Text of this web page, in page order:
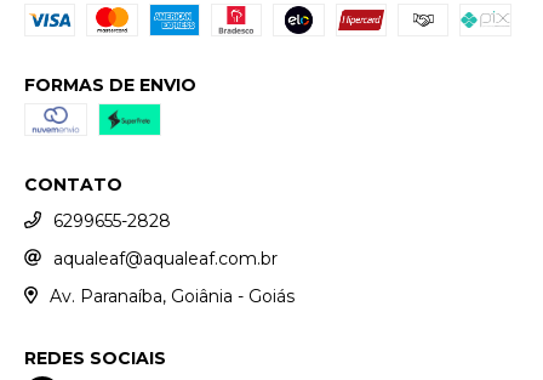
FORMAS DE ENVIO
CONTATO
6299655-2828
aqualeaf@aqualeaf.com.br
Av. Paranaíba, Goiânia - Goiás
REDES SOCIAIS